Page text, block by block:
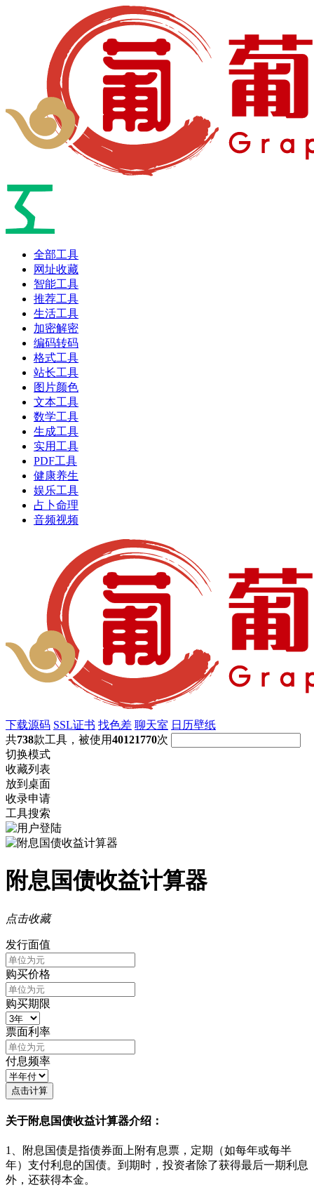
全部工具
网址收藏
智能工具
推荐工具
生活工具
加密解密
编码转码
格式工具
站长工具
图片颜色
文本工具
数学工具
生成工具
实用工具
PDF工具
健康养生
娱乐工具
占卜命理
音频视频
下载源码 SSL证书 找色差 聊天室 日历壁纸
共738款工具，被使用40121770次
切换模式
收藏列表
放到桌面
收录申请
工具搜索
附息国债收益计算器
点击收藏
发行面值
购买价格
购买期限
票面利率
付息频率
点击计算
关于附息国债收益计算器介绍：
1、附息国债是指债券面上附有息票，定期（如每年或每半
年）支付利息的国债。到期时，投资者除了获得最后一期利息
外，还获得本金。